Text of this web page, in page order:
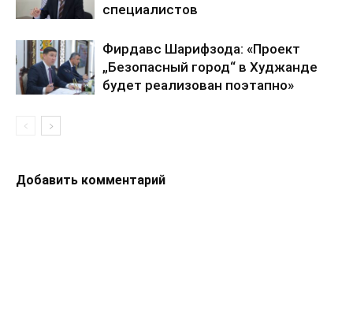
специалистов
Фирдавс Шарифзода: «Проект
„Безопасный город“ в Худжанде
будет реализован поэтапно»
Добавить комментарий